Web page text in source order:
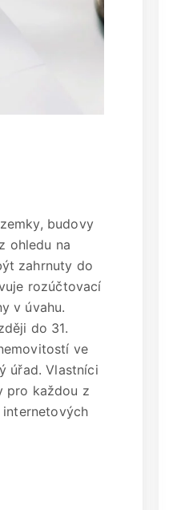
budovy
ohledu na
zahrnuty do
rozúčtovací
v úvahu.
do 31.
ve
úřad. Vlastníci
pro každou z